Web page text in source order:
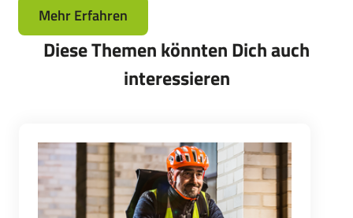
Mehr Erfahren
Diese Themen könnten Dich auch
interessieren